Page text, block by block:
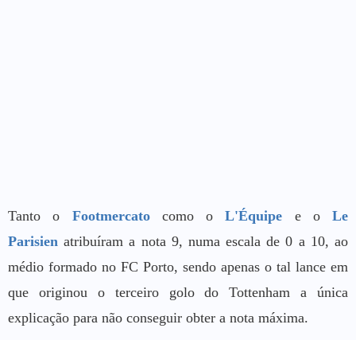
Tanto o Footmercato como oL'Équipe e o Le
Parisien atribuíram a nota 9, numa escala de 0 a 10, ao
médio formado no FC Porto, sendo apenas o tal lance em
que originou o terceiro golo do Tottenham a única
explicação para não conseguir obter a nota máxima.